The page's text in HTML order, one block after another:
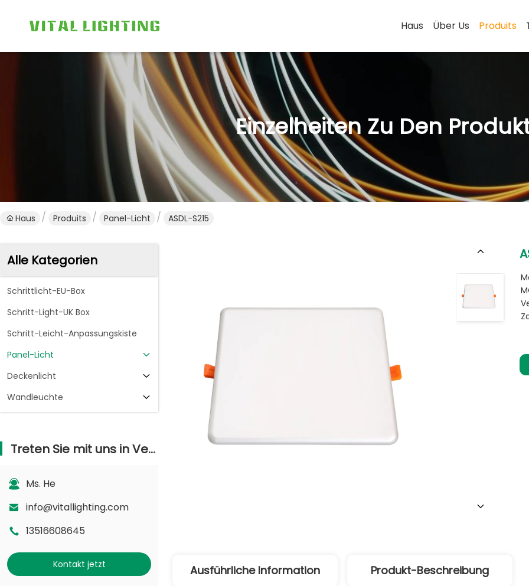
Haus Über Us Produits
Einzelheiten Zu Den
Haus Produits Panel-Licht ASDL-S215
Alle Kategorien
Schrittlicht-EU-Box
Schritt-Light-UK Box
Schritt-Leicht-Anpassungskiste
Panel-Licht
Deckenlicht
Wandleuchte
Treten Sie mit uns in Verbindung
Ms. He
info@vitallighting.com
13516608645
Kontakt jetzt Ausführliche Information Produkt-Beschreibung